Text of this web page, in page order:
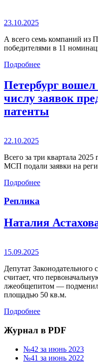
23.10.2025
А всего семь компаний из
победителями в 11
Подробнее
Петербург вошел
числу заявок
патенты
22.10.2025
Всего за три квартала 2025
МСП подали заявки на
Подробнее
Реплика
Наталия
15.09.2025
Депутат Законодательного
считает, что
лжеобщепитом —
площадью 50 кв.м.
Подробнее
Журнал в PDF
№42 за июнь 2023
№41 за июнь 2022